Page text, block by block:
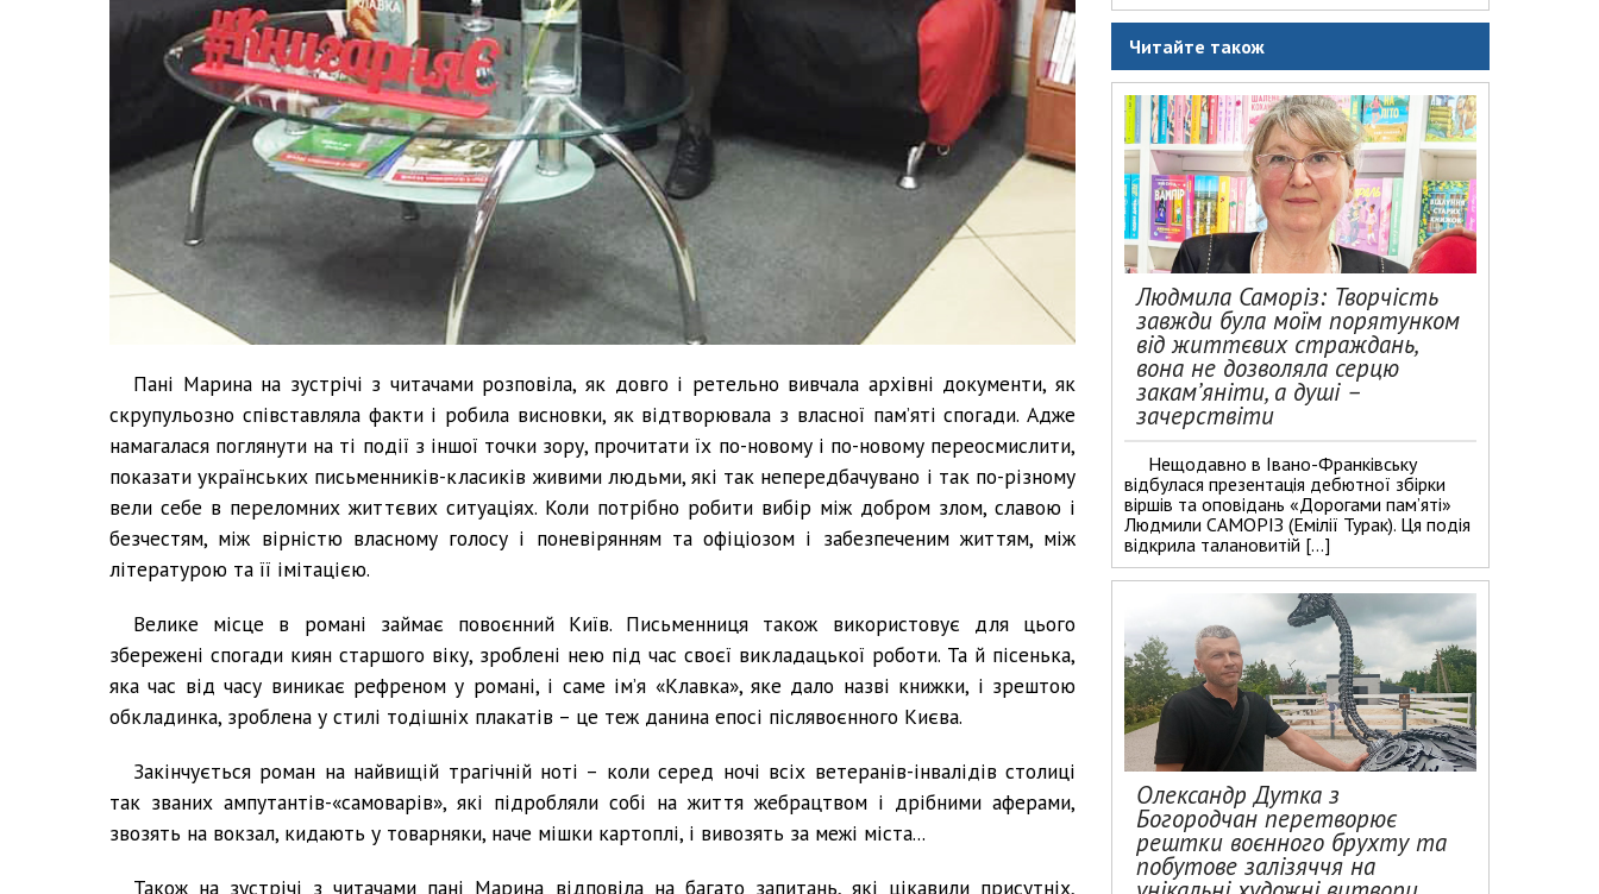
Пані Марина на зустрічі з читачами розповіла, як довго і ретельно вивчала архівні документи, як
скрупульозно співставляла факти і робила висновки, як відтворювала з власної пам’яті спогади. Адже
намагалася поглянути на ті події з іншої точки зору, прочитати їх по-новому і по-новому переосмислити,
показати українських письменників-класиків живими людьми, які так непередбачувано і так по-різному
вели себе в переломних життєвих ситуаціях. Коли потрібно робити вибір між добром злом, славою і
безчестям, між вірністю власному голосу і поневірянням та офіціозом і забезпеченим життям, між
літературою та її імітацією.
Велике місце в романі займає повоєнний Київ. Письменниця також використовує для цього
збережені спогади киян старшого віку, зроблені нею під час своєї викладацької роботи. Та й пісенька,
яка час від часу виникає рефреном у романі, і саме ім’я «Клавка», яке дало назві книжки, і зрештою
обкладинка, зроблена у стилі тодішніх плакатів – це теж данина епосі післявоєнного Києва.
Закінчується роман на найвищій трагічній ноті – коли серед ночі всіх ветеранів-інвалідів столиці
так званих ампутантів-«самоварів», які підробляли собі на життя жебрацтвом і дрібними аферами,
звозять на вокзал, кидають у товарняки, наче мішки картоплі, і вивозять за межі міста...
Також на зустрічі з читачами пані Марина відповіла на багато запитань, які цікавили присутніх,
Читайте також
Людмила Саморіз: Творчість
завжди була моїм порятунком
від життєвих страждань,
вона не дозволяла серцю
закам’яніти, а душі –
зачерствіти
Нещодавно в Івано-Франківську
відбулася презентація дебютної збірки
віршів та оповідань «Дорогами пам’яті»
Людмили САМОРІЗ (Емілії Турак). Ця подія
відкрила талановитій […]
Олександр Дутка з
Богородчан перетворює
рештки воєнного брухту та
побутове залізяччя на